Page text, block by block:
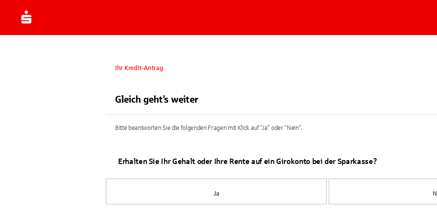
Ihr Kredit-Antrag
Gleich geht’s weiter
Bitte beantworten Sie die folgenden Fragen mit Klick auf “Ja” oder “Nein”.
Erhalten Sie Ihr Gehalt oder Ihre Rente auf ein Girokonto bei der Sparkasse?
Ja